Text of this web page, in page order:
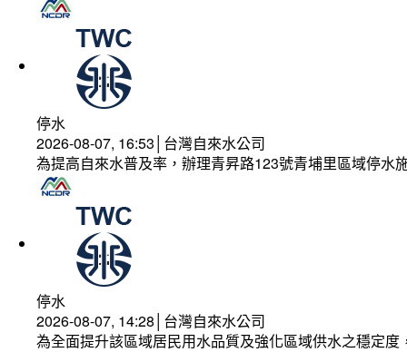
停水
2026-08-07, 16:53│台灣自來水公司
為提高自來水普及率，辦理青昇路123號青埔里區域停水
停水
2026-08-07, 14:28│台灣自來水公司
為全面提升該區域居民用水品質及強化區域供水之穩定